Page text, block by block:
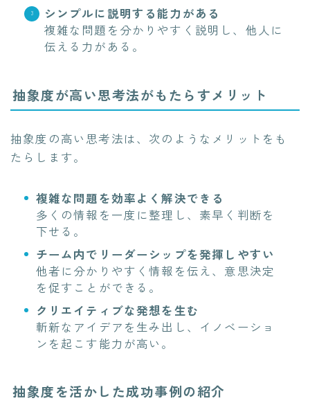
シンプルに説明する能力がある
複雑な問題を分かりやすく説明し、他人に
伝える力がある。
抽象度が高い思考法がもたらすメリット
抽象度の高い思考法は、次のようなメリットをも
たらします。
複雑な問題を効率よく解決できる
多くの情報を一度に整理し、素早く判断を
下せる。
チーム内でリーダーシップを発揮しやすい
他者に分かりやすく情報を伝え、意思決定
を促すことができる。
クリエイティブな発想を生む
斬新なアイデアを生み出し、イノベーショ
ンを起こす能力が高い。
抽象度を活かした成功事例の紹介